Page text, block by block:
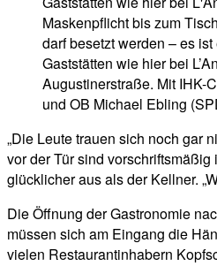
Maskenpflicht bis zum
darf besetzt werden – es
Gaststätten wie hier bei
Augustinerstraße. Mit IHK-
und OB Michael Ebling
„Die Leute trauen sich noch gar
vor der Tür sind
glücklicher aus als der Kellner.
Die Öffnung der Gastronomie
müssen sich am Eingang die
vielen Restaurantinhabern